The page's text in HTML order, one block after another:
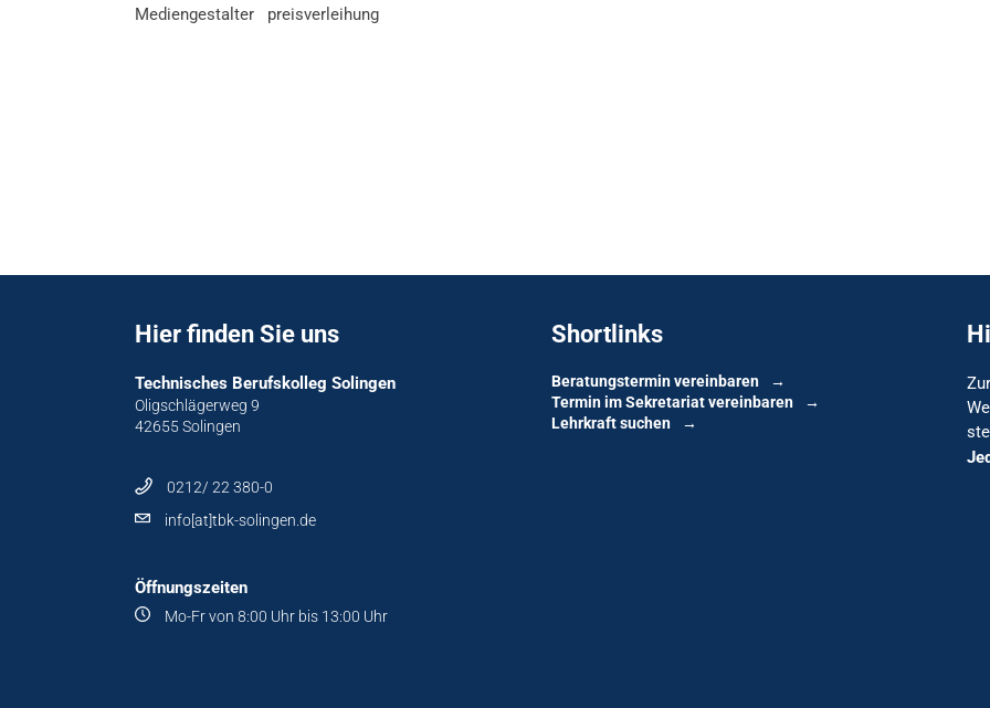
Mediengestalter
preisverleihung
Hier finden Sie uns
Technisches Berufskolleg Solingen
Oligschlägerweg 9
42655 Solingen
0212/ 22 380-0
info[at]tbk-solingen.de
Öffnungszeiten
Mo-Fr von 8:00 Uhr bis 13:00 Uhr
Shortlinks
Beratungstermin vereinbaren
Termin im Sekretariat vereinbaren
Lehrkraft suchen